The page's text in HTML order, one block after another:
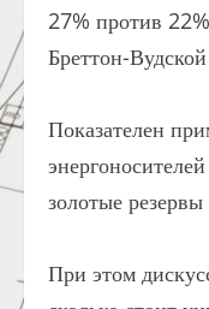
27% против
Бреттон-
Показателен
золотые
При этом